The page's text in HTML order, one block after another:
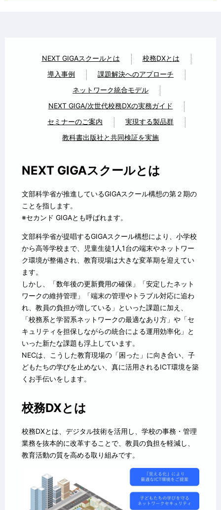
NEXT GIGAスクールとは
校務DXとは
導入事例
課題解決へのアプローチ
ネットワーク統合モデル
NEXT GIGA/次世代校務DXの実務ガイド
セミナーのご案内
実現する製品群
教科書出版社と共同検証を実施
NEXT GIGAスクールとは
文部科学省が推進しているGIGAスクール構想の第２期の
ことを指します。
※セカンド GIGAとも呼ばれます。
文部科学省が提唱するGIGAスクール構想により、小学校
から高等学校まで、児童生徒1人1台の端末やネットワー
ク環境が整備され、教育現場は大きな変革期を迎えてい
ます。
しかし、「数年後の更新費用の確保」「安定したネット
ワークの維持管理」「端末の管理やトラブル対応に追わ
れ、教員の負担が増している」といった課題に加え、
「校務系と学習系ネットワークの最適なあり方」や「セ
キュリティを担保しながらの統合による運用効率化」と
いった新たな課題も浮上しています。
NECは、こうした教育現場の「困った」に向き合い、子
どもたちの学びを止めない、真に活用されるICT環境を築
くお手伝いをします。
校務DXとは
校務DXとは、デジタル技術を活用し、学校の事務・管理
業務を抜本的に改革することで、教員の負担を軽減し、
教育活動の質を高める取り組みです。